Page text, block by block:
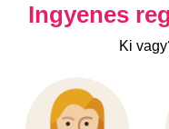
Ingyenes
Ki